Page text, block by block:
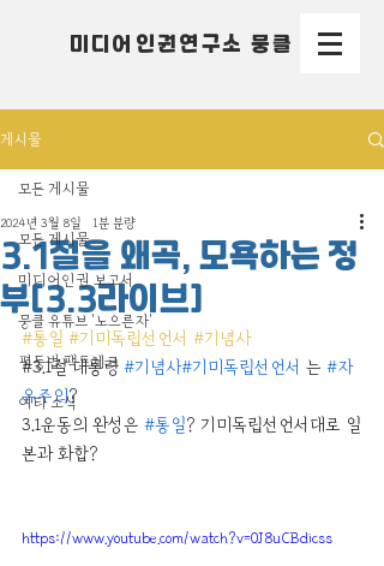
미디어인권연구소 뭉클
게시물
모든 게시물
미디어인권 보고서
뭉클 유튜브 '노으른자'
평등법 팩트체크
여타 소식
모든 게시물
3.1절을 왜곡, 모욕하는 정
부[3.3라이브]
2024년 3월 8일 1분 분량
#통일 #기미독립선언서 #기념사
#3.1절 대통령 #기념사#기미독립선언서 는 #자
유주의?
3.1운동의 완성은 #통일? 기미독립선언서대로 일
본과 화합?
https://www.youtube.com/watch?v=0J8uCBdicss